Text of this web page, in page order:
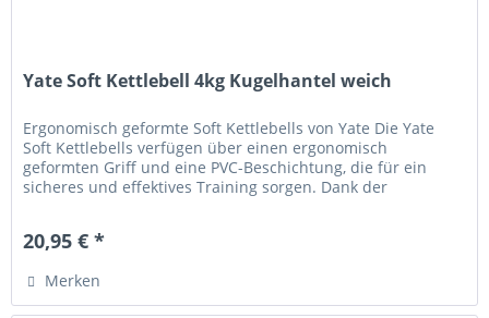
Yate Soft Kettlebell 4kg Kugelhantel weich
Ergonomisch geformte Soft Kettlebells von Yate Die Yate
Soft Kettlebells verfügen über einen ergonomisch
geformten Griff und eine PVC-Beschichtung, die für ein
sicheres und effektives Training sorgen. Dank der
20,95 € *
Merken